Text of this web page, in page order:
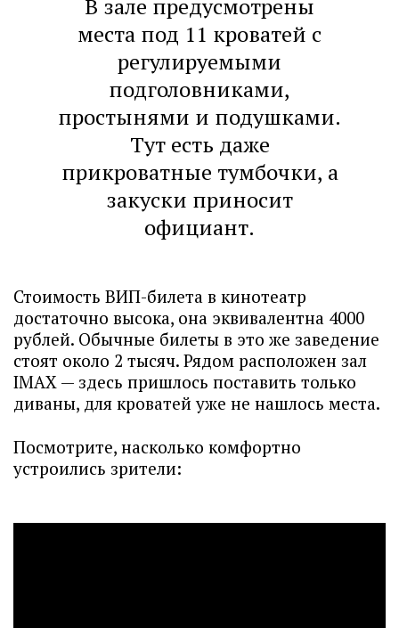
В зале предусмотрены
места под 11 кроватей с
регулируемыми
подголовниками,
простынями и подушками.
Тут есть даже
прикроватные тумбочки, а
закуски приносит
официант.
Стоимость ВИП-билета в кинотеатр
достаточно высока, она эквивалентна 4000
рублей. Обычные билеты в это же заведение
стоят около 2 тысяч. Рядом расположен зал
IMAX — здесь пришлось поставить только
диваны, для кроватей уже не нашлось места.
Посмотрите, насколько комфортно
устроились зрители: